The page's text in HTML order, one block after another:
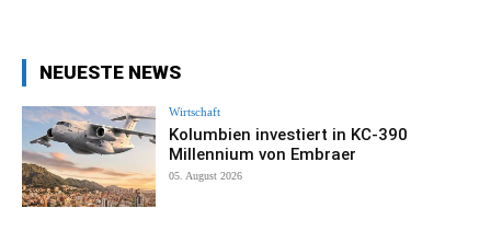
NEUESTE NEWS
Wirtschaft
Kolumbien investiert in KC-390
Millennium von Embraer
05. August 2026